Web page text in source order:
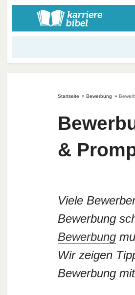
Startseite » Bewerbung »
&
Viele
Bewerbung
Bewerbung
Wir zeigen
Bewerbung